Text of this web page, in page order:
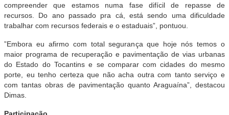
compreender que estamos numa fase difícil de repasse de
recursos. Do ano passado pra cá, está sendo uma dificuldade
trabalhar com recursos federais e o estaduais”, pontuou.
”Embora eu afirmo com total segurança que hoje nós temos o
maior programa de recuperação e pavimentação de vias urbanas
do Estado do Tocantins e se comparar com cidades do mesmo
porte, eu tenho certeza que não acha outra com tanto serviço e
com tantas obras de pavimentação quanto Araguaína”, destacou
Dimas.
Participação